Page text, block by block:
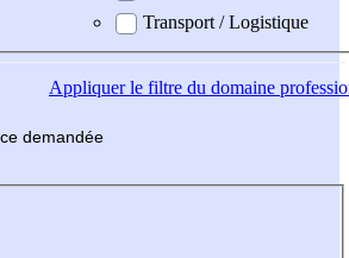
Transport / Logistique
Appliquerle filtre du domaine
demandée